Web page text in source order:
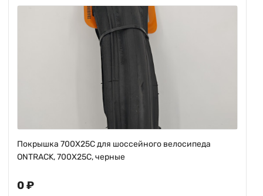
Покрышка 700X25C для шоссейного велосипеда
ONTRACK, 700X25C, черные
0 ₽